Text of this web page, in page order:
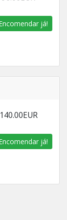
já!
140.00EUR
já!